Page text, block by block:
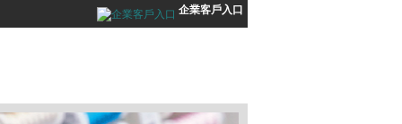
企業客戶入口